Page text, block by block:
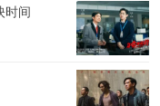
时间